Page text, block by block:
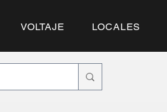
VOLTAJE LOCALES